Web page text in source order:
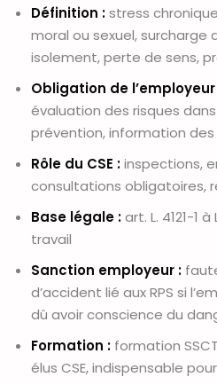
Définition :stress
moral ou sexuel, surcharge
isolement, perte de sens,
Obligation de l’employeur
évaluation des risques dans
prévention, information des
Rôle du CSE :inspections,
consultations obligatoires,
Base légale :art. L. 4121-1
travail
Sanction employeur :
d’accident lié aux RPS si
dû avoir conscience du
Formation : formation
élus CSE, indispensable